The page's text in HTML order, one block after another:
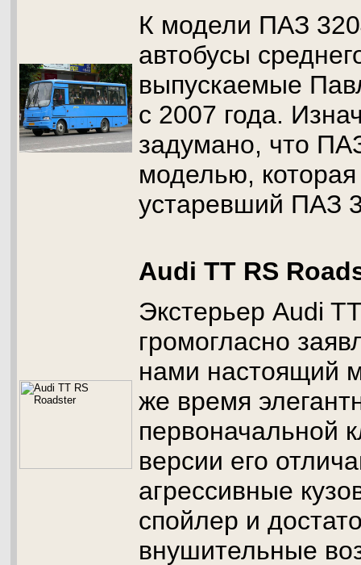
К модели ПАЗ
автобусы
выпускаемые
с 2007 года.
задумано, что
моделью,
устаревший ПАЗ
Audi TT RS
Экстерьер Audi
громогласно
нами настоящий
же время
первоначальной
версии его
агрессивные
спойлер и
внушительные